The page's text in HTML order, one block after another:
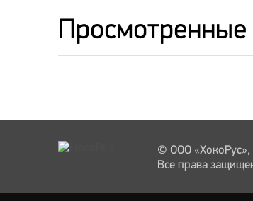
Просмотренные
© ООО «ХокоРус»,
Все права